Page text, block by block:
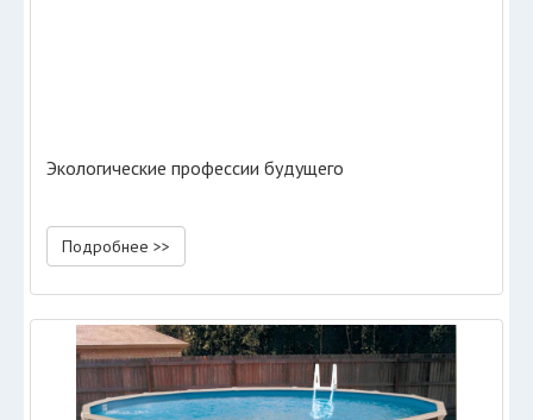
Экологические профессии будущего
Подробнее >>